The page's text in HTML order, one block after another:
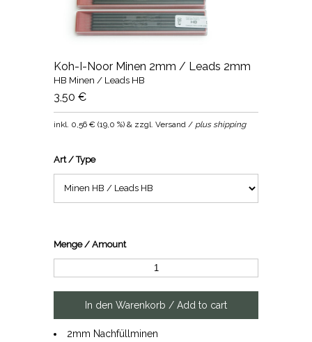
Koh-I-Noor Minen 2mm / Leads 2mm
HB Minen / Leads HB
3,50 €
inkl. 0,56 € (19,0 %) & zzgl. Versand / plus shipping
Art / Type
Menge / Amount
2mm Nachfüllminen